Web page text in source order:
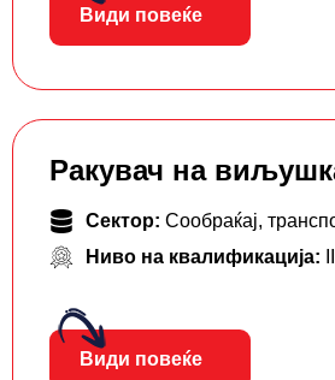
Види повеќе
Ракувач на
Сектор: Сообраќај,
Ниво на квалификација:
Види повеќе